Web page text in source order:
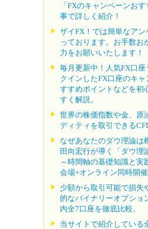
「FXのキャンペーンお
事で詳しく紹介！
ザイFX！では簡単なア
っております。お手数お
力をお願いいたします！
毎月更新中！人気FX口座
クインしたFX口座のキ
すすめポイントなどを初
すく解説。
世界の株価指数や金、原
ディティを取引できる
なぜあなたのダウ理論は
田向宏行が導く「ダウ理
～時間軸の基礎知識と実
会場+オンライン同時開催
少額から取引可能で損失
的なバイナリーオプショ
内全7口座を徹底比較。
当サイトで紹介している